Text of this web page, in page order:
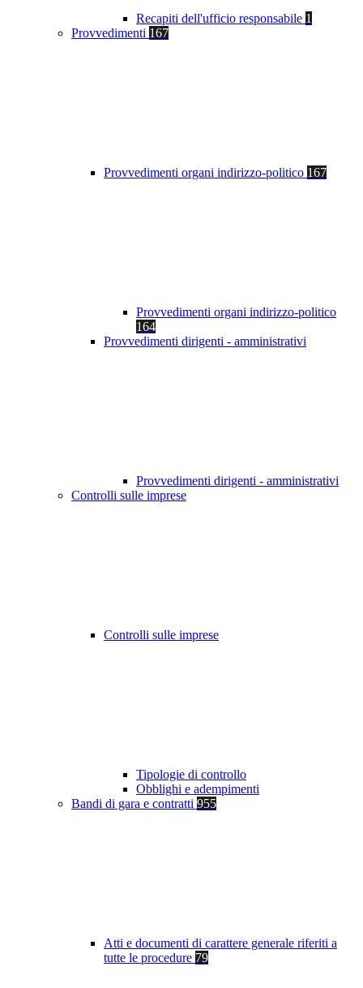
Recapiti dell'ufficio responsabile 1
Provvedimenti 167
Provvedimenti organi indirizzo-politico 167
Provvedimenti organi indirizzo-politico
164
Provvedimenti dirigenti - amministrativi
Provvedimenti dirigenti - amministrativi
Controlli sulle imprese
Controlli sulle imprese
Tipologie di controllo
Obblighi e adempimenti
Bandi di gara e contratti 955
Atti e documenti di carattere generale riferiti a
tutte le procedure 79